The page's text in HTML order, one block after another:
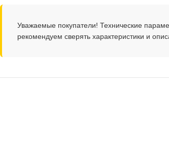
Уважаемые покупатели! Технические
рекомендуем сверять характеристики и